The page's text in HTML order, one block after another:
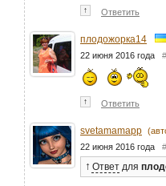
↑ Ответить
плодожорка14
22 июня 2016 года #
↑ Ответить
svetamamapp
22 июня 2016 года #
↑ Ответ для